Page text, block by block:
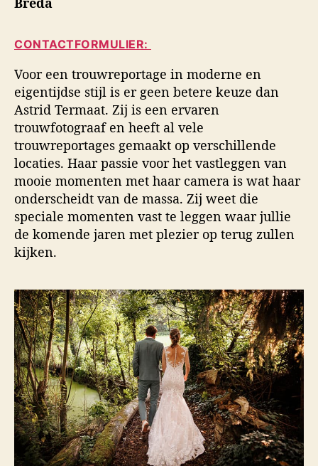
i
f
o
t
o
g
r
a
f
i
t
u
r
m
CONTACTFORMULIER:
Voor een trouwreportage in moderne en
eigentijdse stijl is er geen betere keuze dan
Astrid Termaat. Zij is een ervaren
trouwfotograaf en heeft al vele
trouwreportages gemaakt op verschillende
locaties. Haar passie voor het vastleggen van
mooie momenten met haar camera is wat haar
onderscheidt van de massa. Zij weet die
speciale momenten vast te leggen waar jullie
de komende jaren met plezier op terug zullen
kijken.